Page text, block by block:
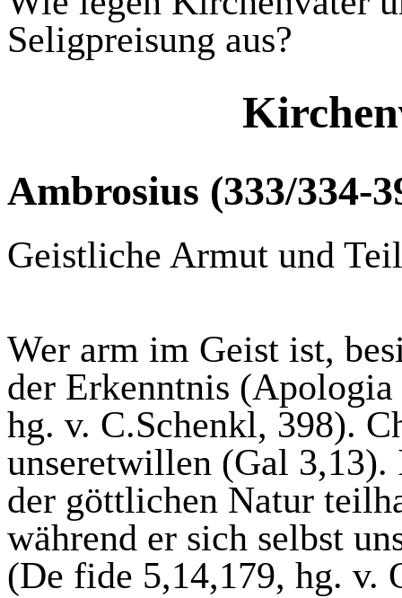
Seligpreisung aus?
Ambrosius (333/334-
Geistliche Armut und
Wer arm im Geist ist,
der Erkenntnis (Apologia
hg. v. C.Schenkl, 398).
unseretwillen (Gal
der göttlichen Natur
während er sich selbst
(De fide 5,14,179, hg. v.